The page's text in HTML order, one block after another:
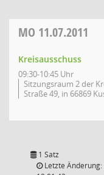
MO 11.07.2011
Kreisausschuss
09:30-10:45 Uhr
Sitzungsraum 2 der
Straße 49, in 66869
1 Satz
Letzte Änderung: